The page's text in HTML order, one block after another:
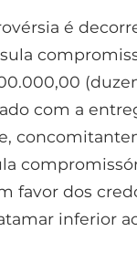
é
com a
favor dos
inferior